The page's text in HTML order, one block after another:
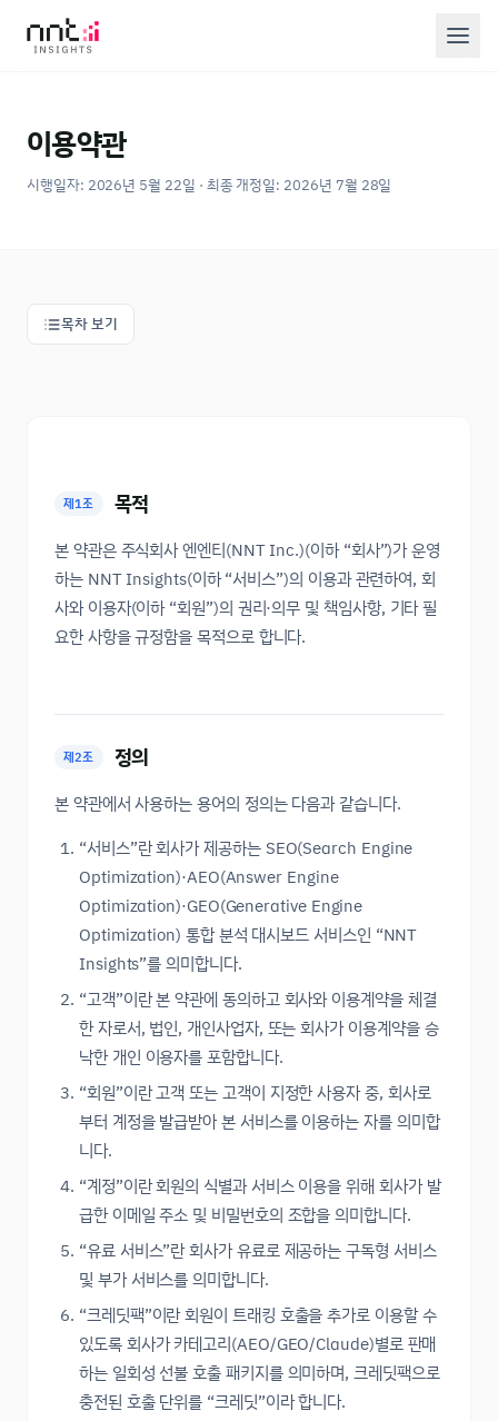
이용약관
시행일자: 2026년 5월 22일 · 최종 개정일: 2026년 7월 28일
목차 보기
제1조 목적
본 약관은 주식회사 엔엔티(NNT Inc.)(이하 “회사”)가 운영
하는 NNT Insights(이하 “서비스”)의 이용과 관련하여, 회
사와 이용자(이하 “회원”)의 권리·의무 및 책임사항, 기타 필
요한 사항을 규정함을 목적으로 합니다.
제2조 정의
본 약관에서 사용하는 용어의 정의는 다음과 같습니다.
“서비스”란 회사가 제공하는 SEO(Search Engine
Optimization)·AEO(Answer Engine
Optimization)·GEO(Generative Engine
Optimization) 통합 분석 대시보드 서비스인 “NNT
Insights”를 의미합니다.
“고객”이란 본 약관에 동의하고 회사와 이용계약을 체결
한 자로서, 법인, 개인사업자, 또는 회사가 이용계약을 승
낙한 개인 이용자를 포함합니다.
“회원”이란 고객 또는 고객이 지정한 사용자 중, 회사로
부터 계정을 발급받아 본 서비스를 이용하는 자를 의미합
니다.
“계정”이란 회원의 식별과 서비스 이용을 위해 회사가 발
급한 이메일 주소 및 비밀번호의 조합을 의미합니다.
“유료 서비스”란 회사가 유료로 제공하는 구독형 서비스
및 부가 서비스를 의미합니다.
“크레딧팩”이란 회원이 트래킹 호출을 추가로 이용할 수
있도록 회사가 카테고리(AEO/GEO/Claude)별로 판매
하는 일회성 선불 호출 패키지를 의미하며, 크레딧팩으로
충전된 호출 단위를 “크레딧”이라 합니다.